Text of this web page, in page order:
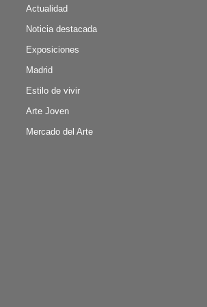
Actualidad
Noticia destacada
Exposiciones
Madrid
Estilo de vivir
Arte Joven
Mercado del Arte